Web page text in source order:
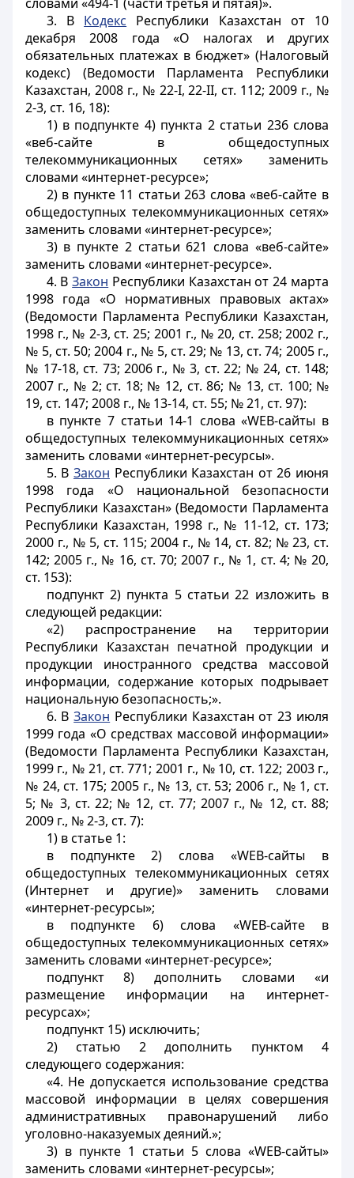
3. В Кодекс Республики Казахстан от 10
декабря 2008 года «О налогах и других
обязательных платежах в бюджет» (Налоговый
кодекс) (Ведомости Парламента Республики
Казахстан, 2008 г., № 22-I, 22-II, ст. 112; 2009 г., №
2-3, ст. 16, 18):
1) в подпункте 4) пункта 2 статьи 236 слова
«веб-сайте в общедоступных
телекоммуникационных сетях» заменить
словами «интернет-ресурсе»;
2) в пункте 11 статьи 263 слова «веб-сайте в
общедоступных телекоммуникационных сетях»
заменить словами «интернет-ресурсе»;
3) в пункте 2 статьи 621 слова «веб-сайте»
заменить словами «интернет-ресурсе».
4. ВЗакон Республики Казахстан от 24 марта
1998 года «О нормативных правовых актах»
(Ведомости Парламента Республики Казахстан,
1998 г., № 2-3, ст. 25; 2001 г., № 20, ст. 258; 2002 г.,
№ 5, ст. 50; 2004 г., № 5, ст. 29; № 13, ст. 74; 2005 г.,
№ 17-18, ст. 73; 2006 г., № 3, ст. 22; № 24, ст. 148;
2007 г., № 2; ст. 18; № 12, ст. 86; № 13, ст. 100; №
19, ст. 147; 2008 г., № 13-14, ст. 55; № 21, ст. 97):
в пункте 7 статьи 14-1 слова «WEB-сайты в
общедоступных телекоммуникационных сетях»
заменить словами «интернет-ресурсы».
5. В Закон Республики Казахстан от 26 июня
1998 года «О национальной безопасности
Республики Казахстан» (Ведомости Парламента
Республики Казахстан, 1998 г., № 11-12, ст. 173;
2000 г., № 5, ст. 115; 2004 г., № 14, ст. 82; № 23, ст.
142; 2005 г., № 16, ст. 70; 2007 г., № 1, ст. 4; № 20,
ст. 153):
подпункт 2) пункта 5 статьи 22 изложить в
следующей редакции:
«2) распространение на территории
Республики Казахстан печатной продукции и
продукции иностранного средства массовой
информации, содержание которых подрывает
национальную безопасность;».
6. ВЗакон Республики Казахстан от 23 июля
1999 года «О средствах массовой информации»
(Ведомости Парламента Республики Казахстан,
1999 г., № 21, ст. 771; 2001 г., № 10, ст. 122; 2003 г.,
№ 24, ст. 175; 2005 г., № 13, ст. 53; 2006 г., № 1, ст.
5; № 3, ст. 22; № 12, ст. 77; 2007 г., № 12, ст. 88;
2009 г., № 2-3, ст. 7):
1) в статье 1:
в подпункте 2) слова «WEB-сайты в
общедоступных телекоммуникационных сетях
(Интернет и другие)» заменить словами
«интернет-ресурсы»;
в подпункте 6) слова «WEB-сайте в
общедоступных телекоммуникационных сетях»
заменить словами «интернет-ресурсе»;
подпункт 8) дополнить словами «и
размещение информации на интернет-
ресурсах»;
подпункт 15) исключить;
2) статью 2 дополнить пунктом 4
следующего содержания:
«4. Не допускается использование средства
массовой информации в целях совершения
административных правонарушений либо
уголовно-наказуемых деяний.»;
3) в пункте 1 статьи 5 слова «WEB-сайты»
заменить словами «интернет-ресурсы»;